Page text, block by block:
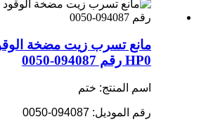
مانع تسرب زيت مضخة
HP0 رقم 094087-0050
اسم المنتج: ختم
رقم الموديل: 094087-0050